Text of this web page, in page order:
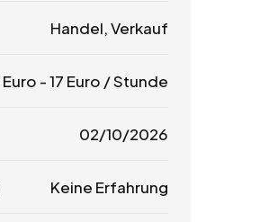
Handel, Verkauf
Euro -17 Euro / Stunde
02/10/2026
Keine Erfahrung